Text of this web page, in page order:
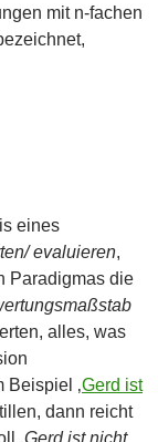
mit n-fachen
eines
evaluieren,
Paradigmas die
alles, was
Beispiel ‚Gerd ist
dann reicht
‚Gerd ist nicht